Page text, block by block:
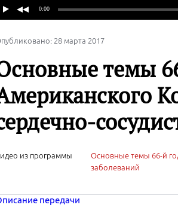
28 марта 2017
темы
из программы
Основные темы 66-й
заболеваний
передачи